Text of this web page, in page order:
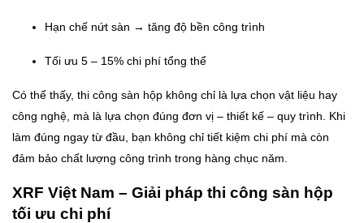
Hạn chế nứt sàn → tăng độ bền công trình
Tối ưu 5 – 15% chi phí tổng thể
Có thể thấy, thi công sàn hộp không chỉ là lựa chọn vật liệu hay
công nghệ, mà là lựa chọn đúng đơn vị – thiết kế – quy trình. Khi
làm đúng ngay từ đầu, bạn không chỉ tiết kiệm chi phí mà còn
đảm bảo chất lượng công trình trong hàng chục năm.
XRF Việt Nam – Giải pháp thi công sàn hộp
tối ưu chi phí